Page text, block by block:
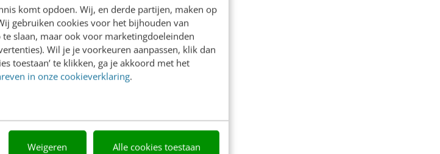
komt opdoen. Wij, en derde partijen, maken op
gebruiken cookies voor het bijhouden van
slaan, maar ook voor marketingdoeleinden
Wil je je voorkeuren aanpassen, klik dan
toestaan’ te klikken, ga je akkoord met het
in onze cookieverklaring.
Weigeren Alle cookies toestaan